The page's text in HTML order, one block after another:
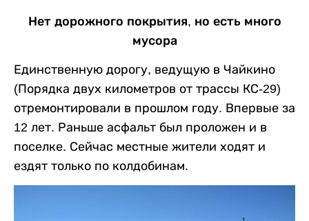
Нет дорожного покрытия, но есть много
мусора
Единственную дорогу, ведущую в Чайкино
(Порядка двух километров от трассы КС-29)
отремонтировали в прошлом году. Впервые за
12 лет. Раньше асфальт был проложен и в
поселке. Сейчас местные жители ходят и
ездят только по колдобинам.